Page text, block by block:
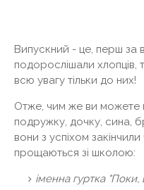
Випускний - це, перш за
подорослішали
всю увагу тільки до них!
Отже, чим же ви можете
подружку, дочку, сина,
вони з успіхом
прощаються зі школою:
іменна гуртка "Поки,